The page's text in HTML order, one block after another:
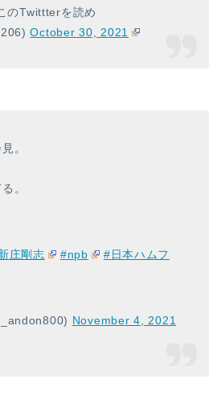
のTwittterを読め
October 30, 2021
。
。
庄剛志 #npb
#日本ハムフ
November 4, 2021